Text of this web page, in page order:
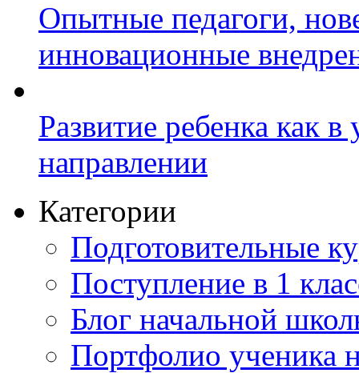
Опытные педагоги,
инновационные
Развитие ребенка как
направлении
Категории
Подготовительные
Поступление в 1
Блог начальной
Портфолио ученика